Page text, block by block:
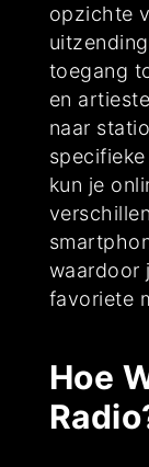
opzichte
toegang
en
naar
kun je
waardoor
favoriete
Hoe